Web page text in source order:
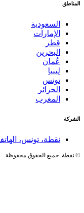
المناطق
السعودية
الإمارات
قطر
البحرين
عُمان
ليبيا
تونس
الجزائر
المغرب
الشركة
نقطة، تونس، الهاتف
©نقطة. جميع الحقوق محفوظة.